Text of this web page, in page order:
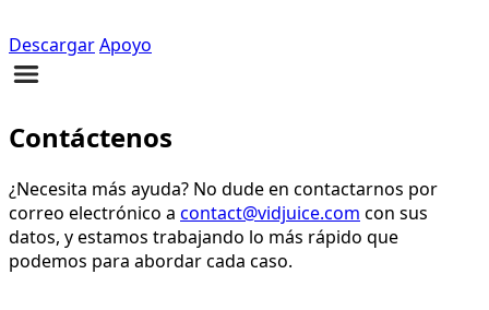
DescargarApoyo
Contáctenos
¿Necesita más ayuda? No dude en contactarnos por
correo electrónico a contact@vidjuice.com con sus
datos, y estamos trabajando lo más rápido que
podemos para abordar cada caso.